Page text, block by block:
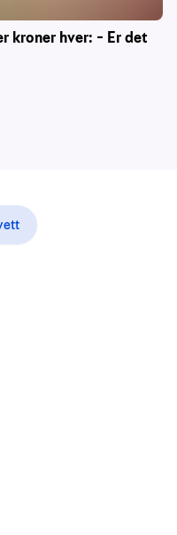
kroner hver: – Er det